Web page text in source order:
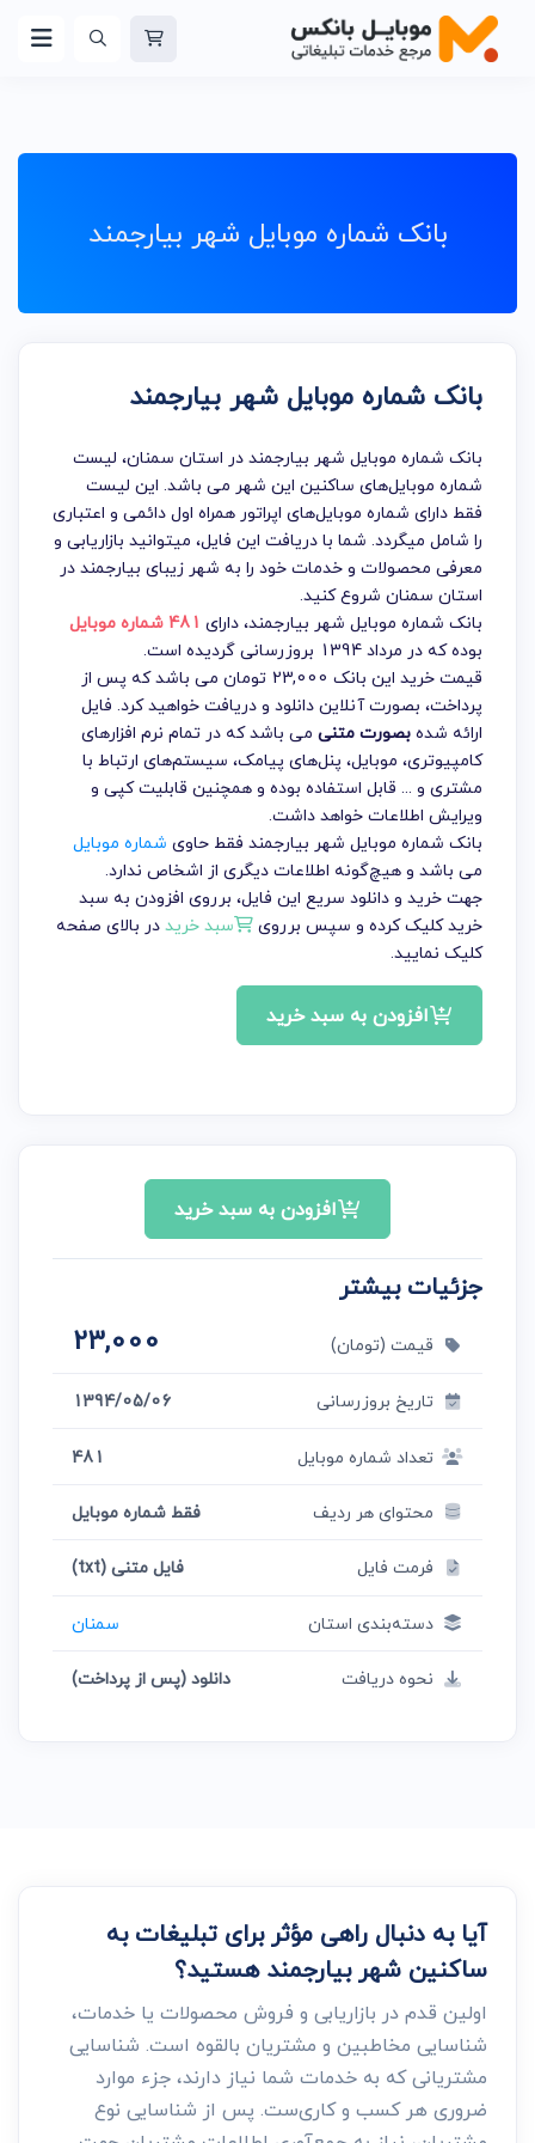
بانک شماره موبایل شهر بیارجمند
بانک شماره موبایل شهر بیارجمند
بانک شماره موبایل شهر بیارجمند در استان سمنان، لیست
شماره موبایل‌های ساکنین این شهر می باشد. این لیست
فقط دارای شماره موبایل‌های اپراتور همراه اول دائمی و اعتباری
را شامل میگردد. شما با دریافت این فایل، میتوانید بازاریابی و
معرفی محصولات و خدمات خود را به شهر زیبای بیارجمند در
استان سمنان شروع کنید.
بانک شماره موبایل شهر بیارجمند، دارای 481 شماره موبایل
بوده که در مرداد 1394 بروزرسانی گردیده است.
قیمت خرید این بانک 23,000 تومان می باشد که پس از
پرداخت، بصورت آنلاین دانلود و دریافت خواهید کرد. فایل
ارائه شدهبصورت متنی می باشد که در تمام نرم افزارهای
کامپیوتری، موبایل، پنل‌های پیامک، سیستم‌های ارتباط با
مشتری و ... قابل استفاده بوده و همچنین قابلیت کپی و
ویرایش اطلاعات خواهد داشت.
بانک شماره موبایل شهر بیارجمند فقط حاوی شماره موبایل
می باشد و هیچ‌گونه اطلاعات دیگری از اشخاص ندارد.
جهت خرید و دانلود سریع این فایل، برروی افزودن به سبد
خرید کلیک کرده و سپس برروی
سبد خریددر بالای صفحه
کلیک نمایید.
افزودن به سبد خرید
افزودن به سبد خرید
جزئیات بیشتر
قیمت (تومان) 23,000
تاریخ بروزرسانی
1394/05/06
تعداد شماره موبایل
481
محتوای هر ردیف
فقط شماره موبایل
فرمت فایل
فایل متنی (txt)
دسته‌بندی استان
سمنان
نحوه دریافت
دانلود (پس از پرداخت)
آیا به دنبال راهی مؤثر برای تبلیغات به
ساکنین شهر بیارجمند هستید؟
اولین قدم در بازاریابی و فروش محصولات یا خدمات،
شناسایی مخاطبین و مشتریان بالقوه است. شناسایی
مشتریانی که به خدمات شما نیاز دارند، جزء موارد
ضروری هر کسب و کاری‌ست. پس از شناسایی نوع